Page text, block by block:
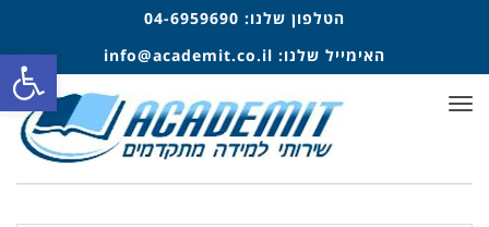
הטלפון שלנו: 04-6959690
האימייל שלנו: info@academit.co.il
תפריט
פתח